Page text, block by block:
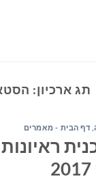
תג ארכיון:
דף הבית - מאמרים